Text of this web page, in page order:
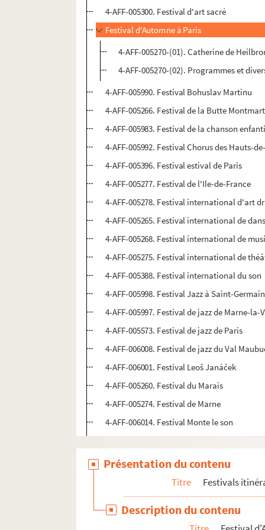
4-AFF-005300. Festival d'art sacré
Festival d'Automne à Paris
4-AFF-005270-(01). Catherine de
4-AFF-005270-(02). Programmes et
4-AFF-005990. Festival Bohuslav Martinu
4-AFF-005266. Festival de la Butte
4-AFF-005983. Festival de la chanson
4-AFF-005992. Festival Chorus des Hauts-
4-AFF-005396. Festival estival de Paris
4-AFF-005277. Festival de l'Ile-de-France
4-AFF-005278. Festival international d'art
4-AFF-005265. Festival international de
4-AFF-005268. Festival international de
4-AFF-005275. Festival international de
4-AFF-005388. Festival international du son
4-AFF-005998. Festival Jazz à Saint-
4-AFF-005997. Festival de jazz de Marne-la-
4-AFF-005573. Festival de jazz de Paris
4-AFF-006008. Festival de jazz du Val
4-AFF-006001. Festival Leoš Janáček
4-AFF-005260. Festival du Marais
4-AFF-005274. Festival de Marne
4-AFF-006014. Festival Monte le son
4-AFF-005282. Festival de musique et
4-AFF-006002. Festival de musiques Sons
4-AFF-006007. Festival OBOE
4-AFF-005979. Festival de l'oh
Présentation du contenu
Titre Festivals
Description du contenu